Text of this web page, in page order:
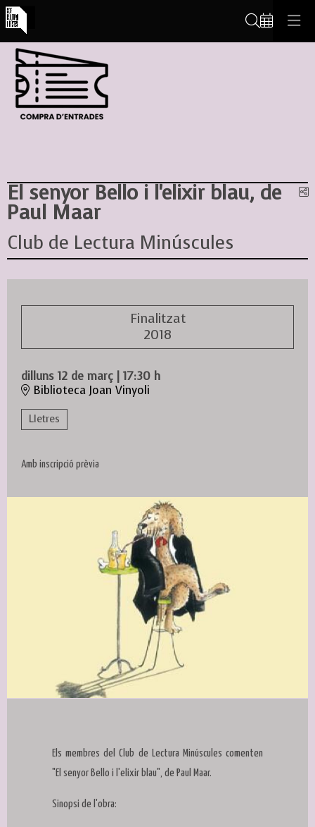
El senyor Bello i l'elixir blau, de
Paul Maar
Club de Lectura Minúscules
Finalitzat
2018
dilluns 12 de març | 17:30 h
Biblioteca Joan Vinyoli
Lletres
Amb inscripció prèvia
Els membres del Club de Lectura Minúscules comenten
"El senyor Bello i l'elixir blau", de Paul Maar.
Sinopsi de l'obra: